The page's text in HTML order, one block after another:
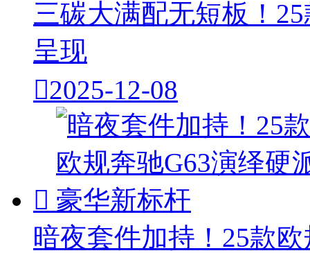
三碳大满配无短板！
呈现
2025-12-08

暗夜套件加持！25款